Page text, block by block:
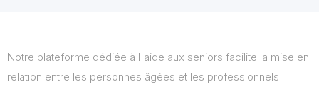
Notre plateforme dédiée à l'aide aux seniors facilite la mise en
relation entre les personnes âgées et les professionnels